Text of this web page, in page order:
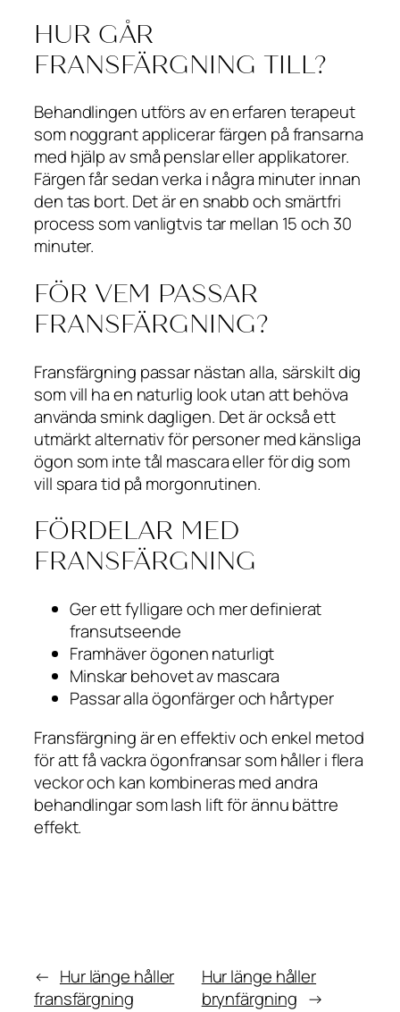
HUR GÅR
FRANSFÄRGNING TILL?
Behandlingen utförs av en erfaren terapeut
som noggrant applicerar färgen på fransarna
med hjälp av små penslar eller applikatorer.
Färgen får sedan verka i några minuter innan
den tas bort. Det är en snabb och smärtfri
process som vanligtvis tar mellan 15 och 30
minuter.
FÖR VEM PASSAR
FRANSFÄRGNING?
Fransfärgning passar nästan alla, särskilt dig
som vill ha en naturlig look utan att behöva
använda smink dagligen. Det är också ett
utmärkt alternativ för personer med känsliga
ögon som inte tål mascara eller för dig som
vill spara tid på morgonrutinen.
FÖRDELAR MED
FRANSFÄRGNING
Ger ett fylligare och mer definierat
fransutseende
Framhäver ögonen naturligt
Minskar behovet av mascara
Passar alla ögonfärger och hårtyper
Fransfärgning är en effektiv och enkel metod
för att få vackra ögonfransar som håller i flera
veckor och kan kombineras med andra
behandlingar som lash lift för ännu bättre
effekt.
← Hur länge håller
fransfärgning
Hur länge håller
brynfärgning →